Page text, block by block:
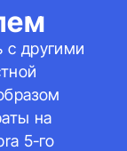
с другими
на
5-го